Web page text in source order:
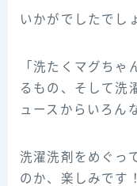
いかがでしたでし
「洗たくマグちゃ
るもの、そして洗
ュースからいろん
洗濯洗剤をめぐっ
のか、楽しみです！